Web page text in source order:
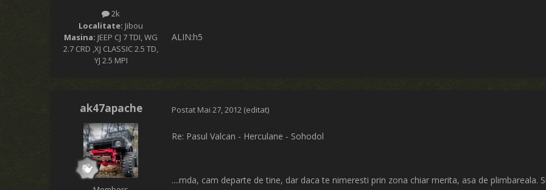
2k
Localitate: Jibou
Masina: JEEP CJ 7 TDI, WG
2.7 CRD ,XJ CLASSIC 2.5 TD,
YJ 2.5 MPI
ALIN:h5
ak47apache Postat Mai 27, 2012 (editat)
Re: Pasul Valcan - Herculane - Sohodol
....mda, cam departe de tine, dar daca te nimeresti prin zona chiar merita, asa de